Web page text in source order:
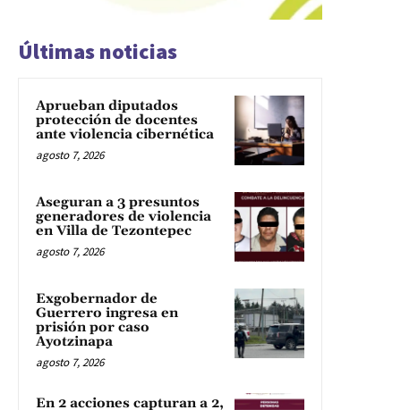
Últimas noticias
Aprueban diputados
protección de docentes
ante violencia cibernética
agosto 7, 2026
Aseguran a 3 presuntos
generadores de violencia
en Villa de Tezontepec
agosto 7, 2026
Exgobernador de
Guerrero ingresa en
prisión por caso
Ayotzinapa
agosto 7, 2026
En 2 acciones capturan a 2,